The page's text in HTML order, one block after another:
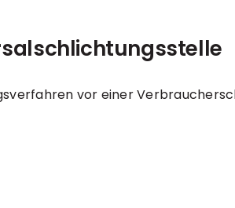
vor einer